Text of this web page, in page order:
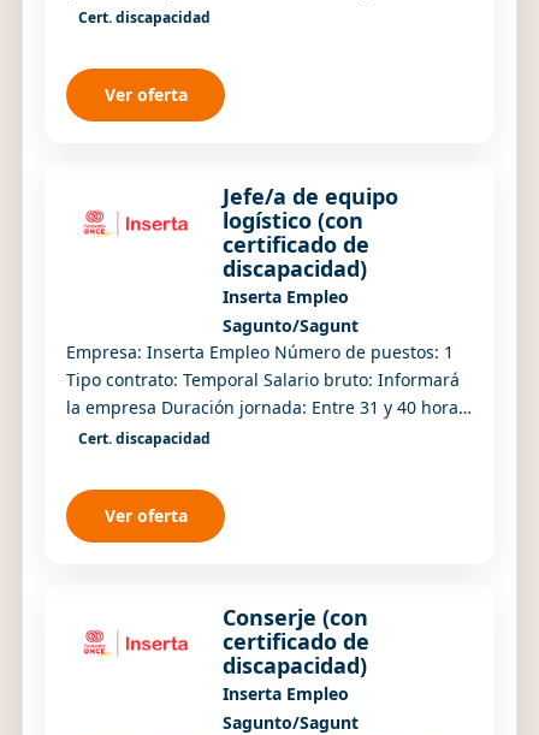
la ONCE en la provincia de Valencia. Se buscan
Cert. discapacidad
Ver oferta
Jefe/a de equipo
logístico (con
certificado de
discapacidad)
Inserta Empleo
Sagunto/Sagunt
Empresa: Inserta Empleo Número de puestos: 1
Tipo contrato: Temporal Salario bruto: Informará
la empresa Duración jornada: Entre 31 y 40 horas
Turno/Jornada: Turnos rotativos
Cert. discapacidad
Ver oferta
Conserje (con
certificado de
discapacidad)
Inserta Empleo
Sagunto/Sagunt